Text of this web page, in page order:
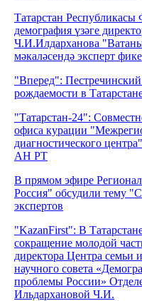
Татарстан
демография үзәге
Ч.И.Илдарханова
мәкаләсендә эксперт
"Вперед":
рождаемости в
"Татарстан-24":
офиса курации
диагностического
АН РТ
В прямом эфире
Россия" обсудили тему
экспертов
"KazanFirst": В
сокращение молодой
директора Центра семьи
научного совета
проблемы России»
Ильдархановой Ч.И.